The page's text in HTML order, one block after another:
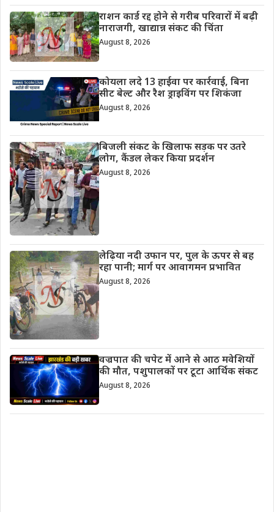
राशन कार्ड रद्द होने से गरीब परिवारों में बढ़ी
नाराजगी, खाद्यान्न संकट की चिंता
August 8, 2026
कोयला लदे 13 हाईवा पर कार्रवाई, बिना
सीट बेल्ट और रैश ड्राइविंग पर शिकंजा
August 8, 2026
बिजली संकट के खिलाफ सड़क पर उतरे
लोग, कैंडल लेकर किया प्रदर्शन
August 8, 2026
लेढ़िया नदी उफान पर, पुल के ऊपर से बह
रहा पानी; मार्ग पर आवागमन प्रभावित
August 8, 2026
वज्रपात की चपेट में आने से आठ मवेशियों
की मौत, पशुपालकों पर टूटा आर्थिक संकट
August 8, 2026